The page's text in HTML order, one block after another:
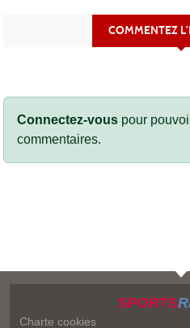
COMMENTEZ
Connectez-vous pour
commentaires.
SPORTS
Charte cookies